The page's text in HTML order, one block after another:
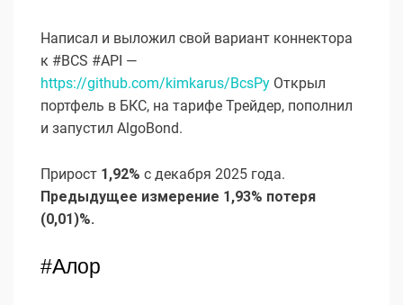
Написал и выложил свой вариант коннектора
к #BCS #API —
https://github.com/kimkarus/BcsPy Открыл
портфель в БКС, на тарифе Трейдер, пополнил
и запустил AlgoBond.
Прирост 1,92% с декабря 2025 года.
Предыдущее измерение 1,93% потеря
(0,01)%.
#Алор